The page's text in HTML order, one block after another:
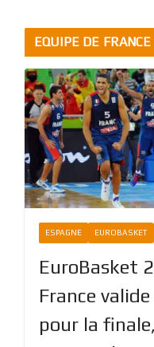
EQUIPE DE FRANCE
ESPAGNE EUROBASKET
EuroBasket
France
pour la